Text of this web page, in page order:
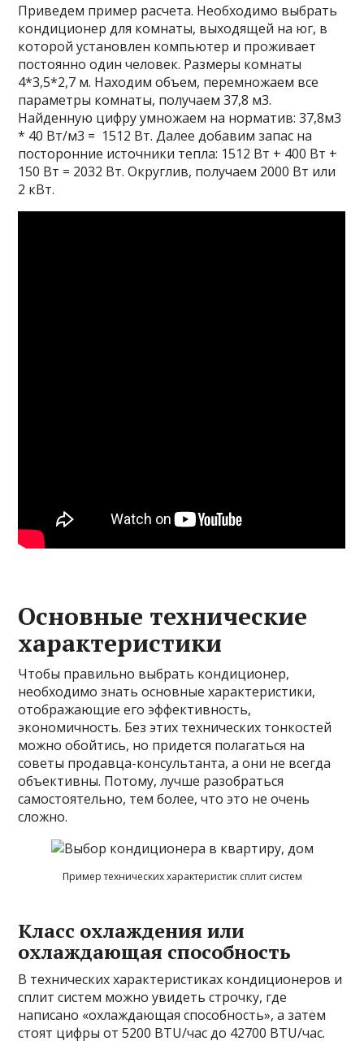
Приведем пример расчета. Необходимо выбрать
кондиционер для комнаты, выходящей на юг, в
которой установлен компьютер и проживает
постоянно один человек. Размеры комнаты
4*3,5*2,7 м. Находим объем, перемножаем все
параметры комнаты, получаем 37,8 м3.
Найденную цифру умножаем на норматив: 37,8м3
* 40 Вт/м3 = 1512 Вт. Далее добавим запас на
посторонние источники тепла: 1512 Вт + 400 Вт +
150 Вт = 2032 Вт. Округлив, получаем 2000 Вт или
2 кВт.
Основные технические
характеристики
Чтобы правильно выбрать кондиционер,
необходимо знать основные характеристики,
отображающие его эффективность,
экономичность. Без этих технических тонкостей
можно обойтись, но придется полагаться на
советы продавца-консультанта, а они не всегда
объективны. Потому, лучше разобраться
самостоятельно, тем более, что это не очень
сложно.
Пример технических характеристик сплит систем
Класс охлаждения или
охлаждающая способность
В технических характеристиках кондиционеров и
сплит систем можно увидеть строчку, где
написано «охлаждающая способность», а затем
стоят цифры от 5200 BTU/час до 42700 BTU/час.